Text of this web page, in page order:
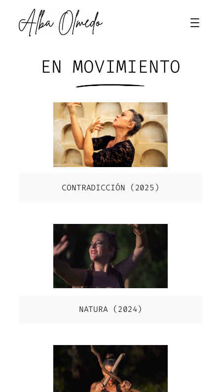
contenido
EN MOVIMIENTO
CONTRADICCIÓN (2025)
NATURA (2024)